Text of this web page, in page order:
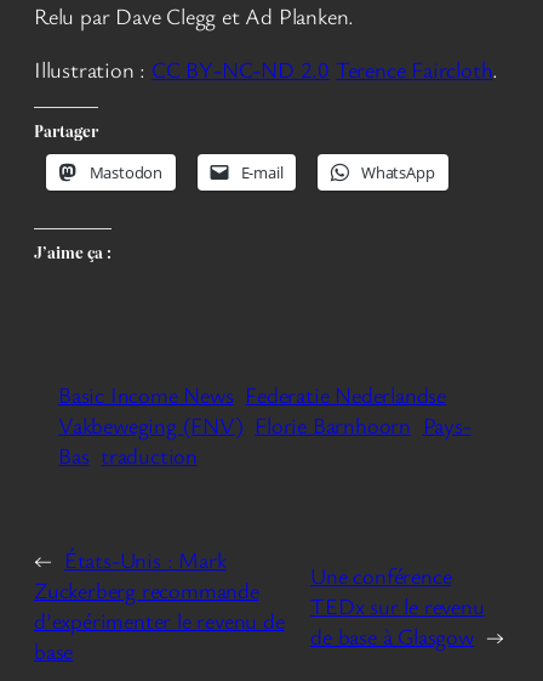
Relu par Dave Clegg et Ad Planken.
Illustration : CC BY-NC-ND 2.0 Terence Faircloth.
Partager
Mastodon
E-mail WhatsApp
J’aime ça :
Basic Income News Federatie Nederlandse
Vakbeweging (FNV) Florie Barnhoorn Pays-
Bas traduction
← États-Unis : Mark
Zuckerberg recommande
d’expérimenter le revenu de
base
Une conférence
TEDx sur le revenu
de base à Glasgow →